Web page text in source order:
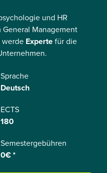
und HR
Management
werde Experte für die
Sprache
Deutsch
ECTS
180
Semestergebühren
0€ *